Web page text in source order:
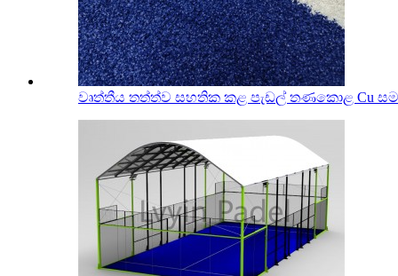
වෘත්තීය තත්ත්ව සහතික කළ පැඩල් තණකොළ Cu